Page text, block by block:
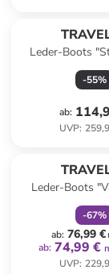
Leder-Boots
Braun
-55%
ab:
UVP:
Leder-Boots
-67%
ab: 76,99 €
ab: 74,99 €
UVP: